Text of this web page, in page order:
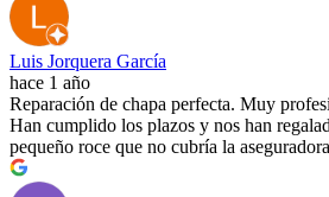
Luis Jorquera García
hace 1 año
Reparación de chapa perfecta. Muy
Han cumplido los plazos y nos han
pequeño roce que no cubría la